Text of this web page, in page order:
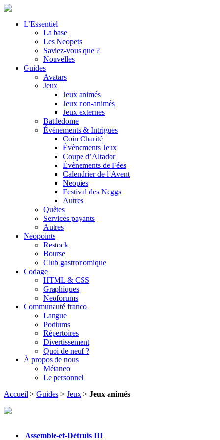
L’Essentiel
La base
Les Neopets
Saviez-vous que ?
Nouvelles
Guides
Avatars
Jeux
Jeux animés
Jeux non-animés
Jeux externes
Battledome
Évènements & Intrigues
Coin Charité
Évènements Jeux
Coupe d’Altador
Évènements de Fées
Calendrier de l’Avent
Neopies
Festival des Neggs
Autres
Quêtes
Services payants
Autres
Neopoints
Restock
Bourse
Club gastronomique
Codage
HTML & CSS
Graphiques
Neoforums
Communauté franco
Langue
Podiums
Répertoires
Divertissement
Quoi de neuf ?
À propos de nous
Métaneo
Le personnel
Accueil > Guides > Jeux > Jeux animés
Assemble-et-Détruis III